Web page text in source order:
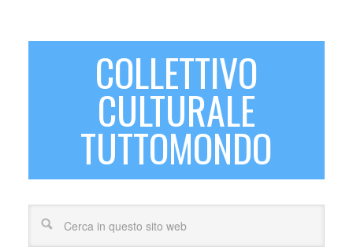
COLLETTIVO
CULTURALE
TUTTOMONDO